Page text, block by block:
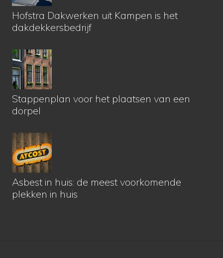
Hofstra Dakwerken uit Kampen is het
dakdekkersbedrijf
Stappenplan voor het plaatsen van een
dorpel
Asbest in huis: de meest voorkomende
plekken in huis